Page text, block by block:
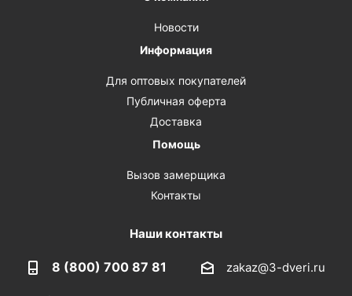
Новости
Информация
Для оптовых покупателей
Публичная оферта
Доставка
Помощь
Вызов замерщика
Контакты
Наши контакты
8 (800) 700 87 81 zakaz@3-dveri.ru